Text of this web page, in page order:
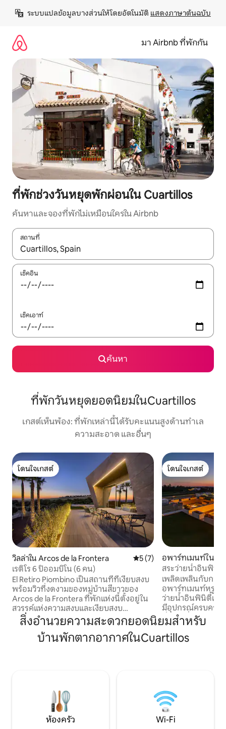
เนื้อหา
ระบบแปลข้อมูลบางส่วนให้โดยอัตโนมัติ แสดงภาษาต้นฉบับ
มา Airbnb ที่พักกัน
ที่พักช่วงวันหยุดพักผ่อนใน Cuartillos
ค้นหาและจองที่พักไม่เหมือนใครใน Airbnb
สถานที่
ใช้ลูกศรขึ้นลง หรือใช้การสัมผัสหรือปัด เพื่อสำรวจผลการค้นหา
เช็คอิน
เช็คเอาท์
ค้นหา
ที่พักวันหยุดยอดนิยมในCuartillos
เกสต์เห็นพ้อง: ที่พักเหล่านี้ได้รับคะแนนสูงด้านทำเล
ความสะอาด และอื่นๆ
โดนใจเกสต์
โดนใจเกสต์
วิลล่าใน Arcos de la Frontera คะแนนเฉลี่ย 5 จาก 5, 7 รีวิว
5 (7)
เรติโร 6 ปิออมบิโน (6 คน)
El Retiro Piombino เป็นสถานที่ที่เงียบสงบ
พร้อมวิวที่งดงามของหมู่บ้านสีขาวของ
Arcos de la Frontera ที่พักแห่งนี้ตั้งอยู่ใน
สวรรค์แห่งความสงบและเงียบสงบ
ท่ามกลางสวนมะกอกขนาด 65 เฮกตาร์
พร้อมผลิตน้ำมันมะกอกบริสุทธิ์และซีลออ
แกนิกของตัวเอง มีพื้นที่สองชั้น ประกอบ
หน้าต่างบานใหญ่ สวนสูงครอบคลุมพื้นที่
และมีวิวสวยงามเหนือหมู่บ้านอาร์กอสเดลา
ฟรอนเตรา สถาปัตยกรรมร่วมสมัย การ
ตกแต่งภายในอย่างมีรสนิยมและออกแบบ
โดนใจเกสต์
โดนใจเกสต์
อพาร์ทเมนท์ใน
สระว่ายน้ำอินฟินิ
และเตาผิง
เพลิดเพลินกับการ
อพาร์ทเมนท์หรูสุ
ว่ายน้ำอินฟินิตี้แล
มีอุปกรณ์ครบครัน
นั่งเล่นที่อบอุ่น ทั้ง
ส่วนตัวโดยเฉพา
ผ่อนคลายในสระ
ลูกดอก
สิ่งอำนวยความสะดวกยอดนิยมสำหรับ
บ้านพักตากอากาศในCuartillos
ห้องครัว Wi-Fi